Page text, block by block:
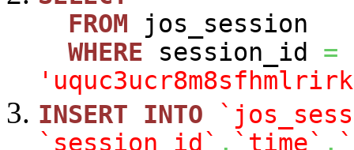
FROM jos_session
WHERE session_id =
INSERT
INTO
`session_id` , `time` ,